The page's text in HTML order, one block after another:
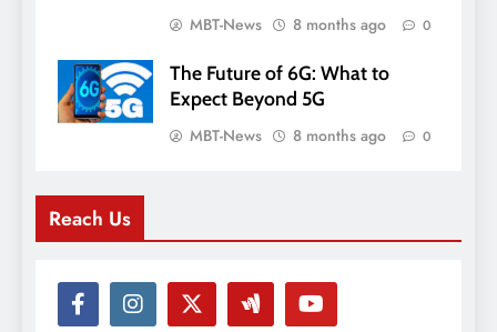
MBT-News 8 months ago 0
The Future of 6G: What to
Expect Beyond 5G
MBT-News 8 months ago 0
Reach Us